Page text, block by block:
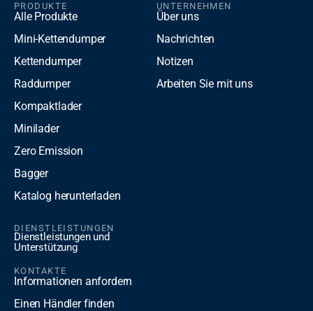
PRODUKTE
Alle Produkte
Mini-Kettendumper
Kettendumper
Raddumper
Kompaktlader
Minilader
Zero Emission
Bagger
Katalog herunterladen
UNTERNEHMEN
Über uns
Nachrichten
Notizen
Arbeiten Sie mit uns
DIENSTLEISTUNGEN
Dienstleistungen und
Unterstützung
KONTAKTE
Informationen anfordern
Einen Händler finden